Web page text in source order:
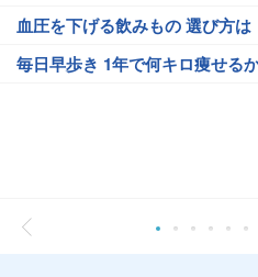
血圧を下げる飲みもの 選び方は
毎日早歩き 1年で何キロ痩せる